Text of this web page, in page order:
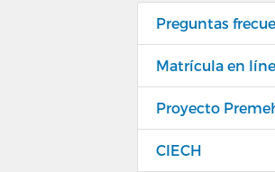
Preguntas
Matrícula en
Proyecto
CIECH